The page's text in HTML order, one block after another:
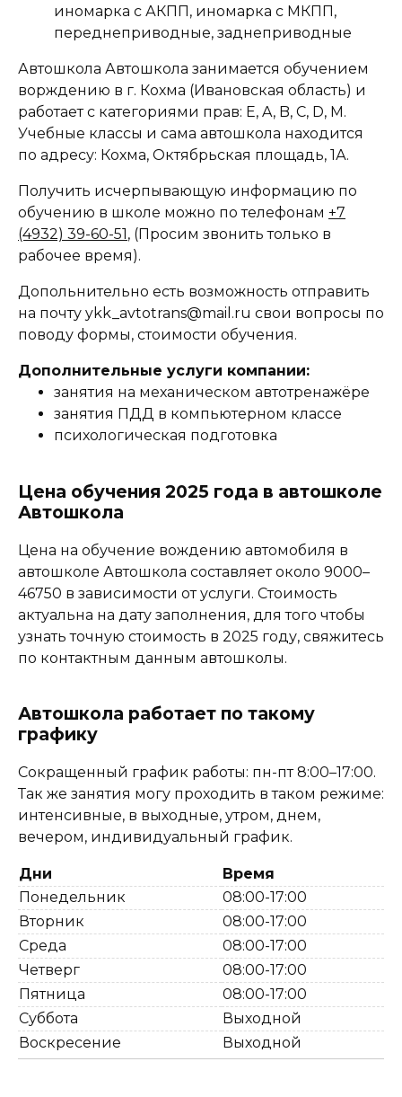
иномарка с АКПП, иномарка с МКПП,
переднеприводные, заднеприводные
Автошкола Автошкола занимается обучением
ворждению в г. Кохма (Ивановская область) и
работает с категориями прав: E, A, B, C, D, M.
Учебные классы и сама автошкола находится
по адресу: Кохма, Октябрьская площадь, 1А.
Получить исчерпывающую информацию по
обучению в школе можно по телефонам +7
(4932) 39-60-51 , (Просим звонить только в
рабочее время).
Допольнительно есть возможность отправить
на почту ykk_avtotrans@mail.ru свои вопросы по
поводу формы, стоимости обучения.
Дополнительные услуги компании:
занятия на механическом автотренажёре
занятия ПДД в компьютерном классе
психологическая подготовка
Цена обучения 2025 года в автошколе
Автошкола
Цена на обучение вождению автомобиля в
автошколе Автошкола составляет около 9000–
46750 в зависимости от услуги. Стоимость
актуальна на дату заполнения, для того чтобы
узнать точную стоимость в 2025 году, свяжитесь
по контактным данным автошколы.
Автошкола работает по такому
графику
Сокращенный график работы: пн-пт 8:00–17:00.
Так же занятия могу проходить в таком режиме:
интенсивные, в выходные, утром, днем,
вечером, индивидуальный график.
Дни
Время
Понедельник
08:00-17:00
Вторник
08:00-17:00
Среда
08:00-17:00
Четверг
08:00-17:00
Пятница
08:00-17:00
Суббота
Выходной
Воскресение
Выходной